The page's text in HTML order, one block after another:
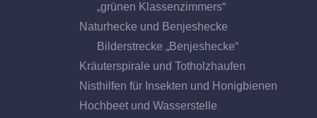
„grünen Klassenzimmers“
Naturhecke und Benjeshecke
Bilderstrecke „Benjeshecke“
Kräuterspirale und Totholzhaufen
Nisthilfen für Insekten und Honigbienen
Hochbeet und Wasserstelle